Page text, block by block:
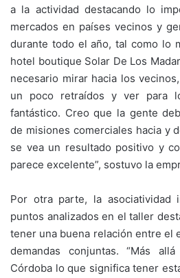
a la actividad destacando lo
mercados en países vecinos y
durante todo el año, tal como lo
hotel boutique Solar De Los
necesario mirar hacia los
un poco retraídos y ver para
fantástico. Creo que la gente
de misiones comerciales hacia y
se vea un resultado positivo y
parece excelente”, sostuvo la
Por otra parte, la
puntos analizados en el taller
tener una buena relación entre el
demandas conjuntas. “Más
Córdoba lo que significa tener